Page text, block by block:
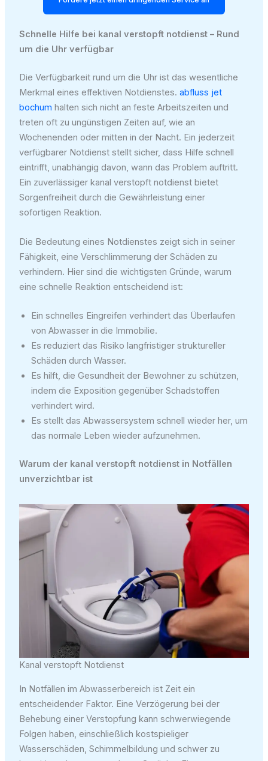
Schnelle Hilfe bei kanal verstopft notdienst – Rund
um die Uhr verfügbar
Die Verfügbarkeit rund um die Uhr ist das wesentliche
Merkmal eines effektiven Notdienstes. abfluss jet
bochum halten sich nicht an feste Arbeitszeiten und
treten oft zu ungünstigen Zeiten auf, wie an
Wochenenden oder mitten in der Nacht. Ein jederzeit
verfügbarer Notdienst stellt sicher, dass Hilfe schnell
eintrifft, unabhängig davon, wann das Problem auftritt.
Ein zuverlässiger kanal verstopft notdienst bietet
Sorgenfreiheit durch die Gewährleistung einer
sofortigen Reaktion.
Die Bedeutung eines Notdienstes zeigt sich in seiner
Fähigkeit, eine Verschlimmerung der Schäden zu
verhindern. Hier sind die wichtigsten Gründe, warum
eine schnelle Reaktion entscheidend ist:
Ein schnelles Eingreifen verhindert das Überlaufen
von Abwasser in die Immobilie.
Es reduziert das Risiko langfristiger struktureller
Schäden durch Wasser.
Es hilft, die Gesundheit der Bewohner zu schützen,
indem die Exposition gegenüber Schadstoffen
verhindert wird.
Es stellt das Abwassersystem schnell wieder her, um
das normale Leben wieder aufzunehmen.
Warum der kanal verstopft notdienst in Notfällen
unverzichtbar ist
Kanal verstopft Notdienst
In Notfällen im Abwasserbereich ist Zeit ein
entscheidender Faktor. Eine Verzögerung bei der
Behebung einer Verstopfung kann schwerwiegende
Folgen haben, einschließlich kostspieliger
Wasserschäden, Schimmelbildung und schwer zu